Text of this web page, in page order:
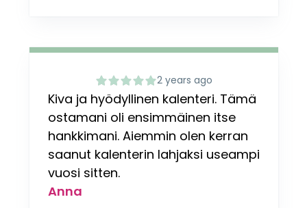
2 years ago
Kiva ja hyödyllinen kalenteri. Tämä
ostamani oli ensimmäinen itse
hankkimani. Aiemmin olen kerran
saanut kalenterin lahjaksi useampi
vuosi sitten.
Anna